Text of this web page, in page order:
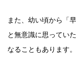
また、幼い頃から「
と無意識に思ってい
なることもあります。